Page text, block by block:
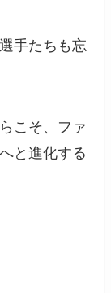
手たちも忘
こそ、ファ
と進化する